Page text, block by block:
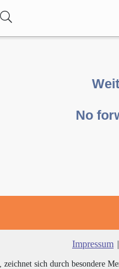
No
Impressum |
, zeichnet sich durch besondere